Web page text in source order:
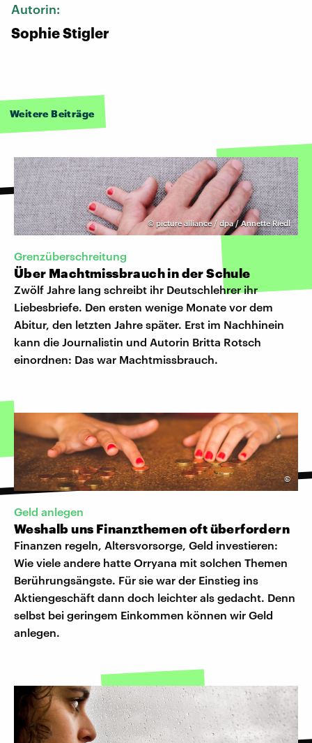
Autorin:
Sophie Stigler
Weitere Beiträge
© picture alliance / dpa / Annette Riedl
Grenzüberschreitung
Über Machtmissbrauch in der Schule
Zwölf Jahre lang schreibt ihr Deutschlehrer ihr
Liebesbriefe. Den ersten wenige Monate vor dem
Abitur, den letzten Jahre später. Erst im Nachhinein
kann die Journalistin und Autorin Britta Rotsch
einordnen: Das war Machtmissbrauch.
©
Geld anlegen
Weshalb uns Finanzthemen oft überfordern
Finanzen regeln, Altersvorsorge, Geld investieren:
Wie viele andere hatte Orryana mit solchen Themen
Berührungsängste. Für sie war der Einstieg ins
Aktiengeschäft dann doch leichter als gedacht. Denn
selbst bei geringem Einkommen können wir Geld
anlegen.